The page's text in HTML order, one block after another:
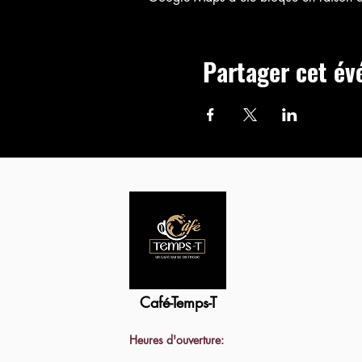
Partager cet
Café-Temps-T
Heures d'ouverture: